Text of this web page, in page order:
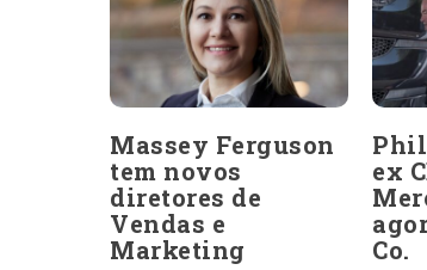
Massey Ferguson
tem novos
diretores de
Vendas e
Marketing
ex
Co.